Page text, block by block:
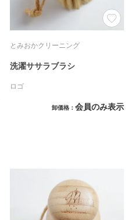
とみおかクリーニング
洗濯ササラブラシ
ロゴ
卸価格 会員のみ表示